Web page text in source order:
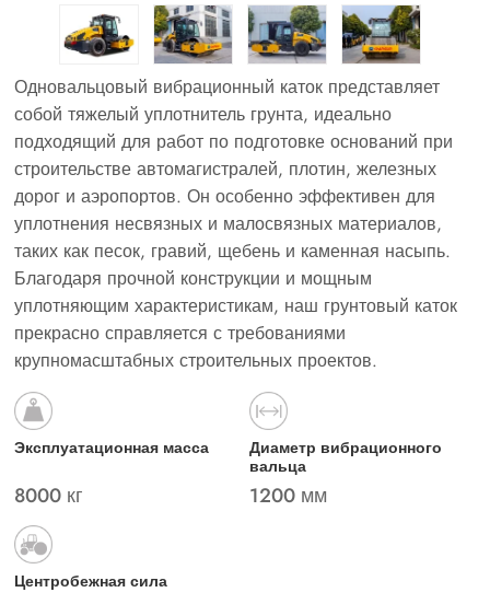
Одновальцовый вибрационный каток представляет
собой тяжелый уплотнитель грунта, идеально
подходящий для работ по подготовке оснований при
строительстве автомагистралей, плотин, железных
дорог и аэропортов. Он особенно эффективен для
уплотнения несвязных и малосвязных материалов,
таких как песок, гравий, щебень и каменная насыпь.
Благодаря прочной конструкции и мощным
уплотняющим характеристикам, наш грунтовый каток
прекрасно справляется с требованиями
крупномасштабных строительных проектов.
Эксплуатационная масса
8000 кг
Диаметр вибрационного
вальца
1200 мм
Центробежная сила